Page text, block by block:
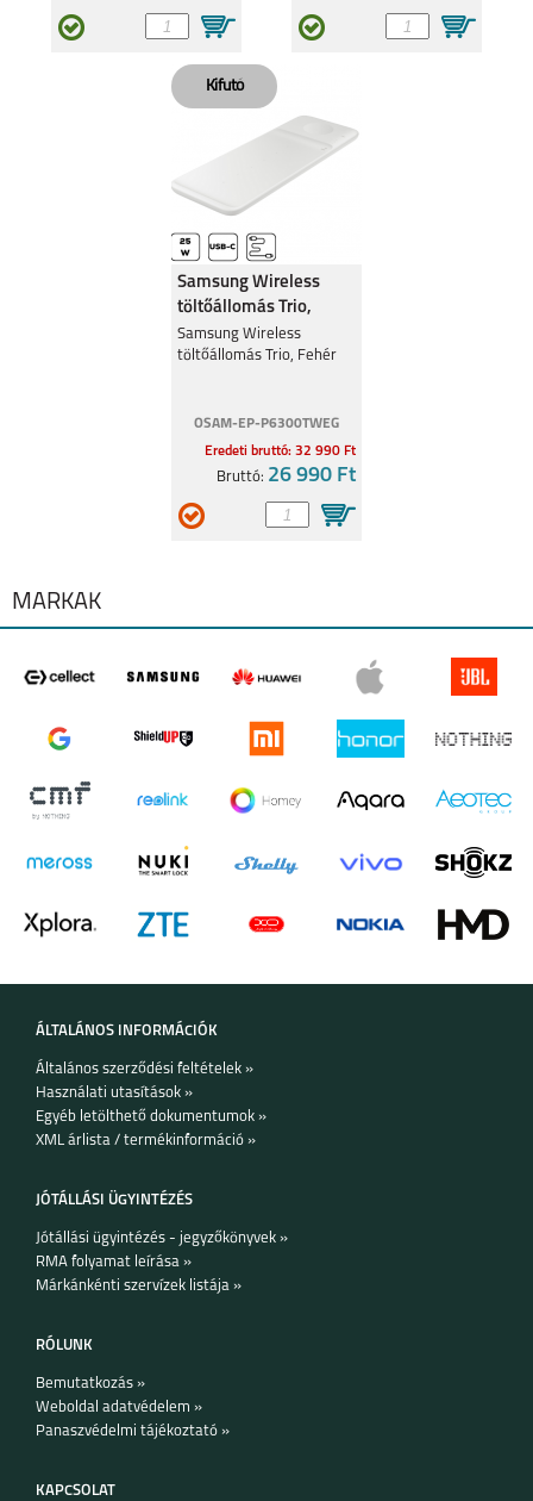
Samsung Wireless
töltőállomás Trio,
Fehér
Samsung Wireless
töltőállomás Trio, Fehér
OSAM-EP-P6300TWEG
Eredeti bruttó: 32 990 Ft
Bruttó: 26 990 Ft
MÁRKÁK
ÁLTALÁNOS INFORMÁCIÓK
Általános szerződési feltételek »
Használati utasítások »
Egyéb letölthető dokumentumok »
XML árlista / termékinformáció »
JÓTÁLLÁSI ÜGYINTÉZÉS
Jótállási ügyintézés - jegyzőkönyvek »
RMA folyamat leírása »
Márkánkénti szervízek listája »
RÓLUNK
Bemutatkozás »
Weboldal adatvédelem »
Panaszvédelmi tájékoztató »
KAPCSOLAT